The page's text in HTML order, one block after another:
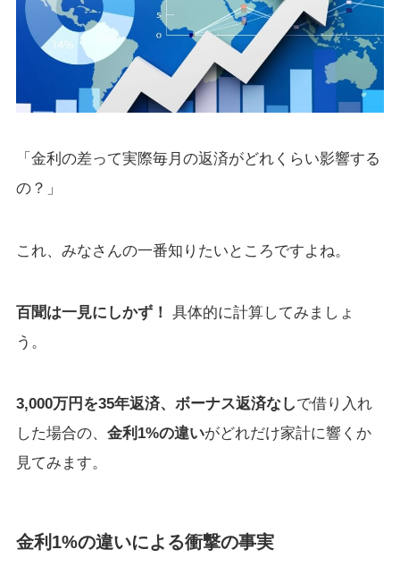
「金利の差って実際毎月の返済がどれくらい影響する
の？」
これ、みなさんの一番知りたいところですよね。
百聞は一見にしかず！
具体的に計算してみましょ
う。
3,000万円を35年返済、ボーナス返済なしで借り入れ
した場合の、 金利1%の違いがどれだけ家計に響くか
見てみます。
金利1%の違いによる衝撃の事実